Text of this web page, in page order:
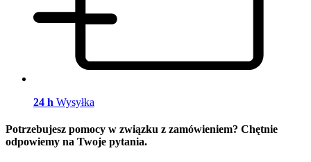
24 h Wysyłka
Potrzebujesz pomocy w związku z zamówieniem? Chętnie
odpowiemy na Twoje pytania.